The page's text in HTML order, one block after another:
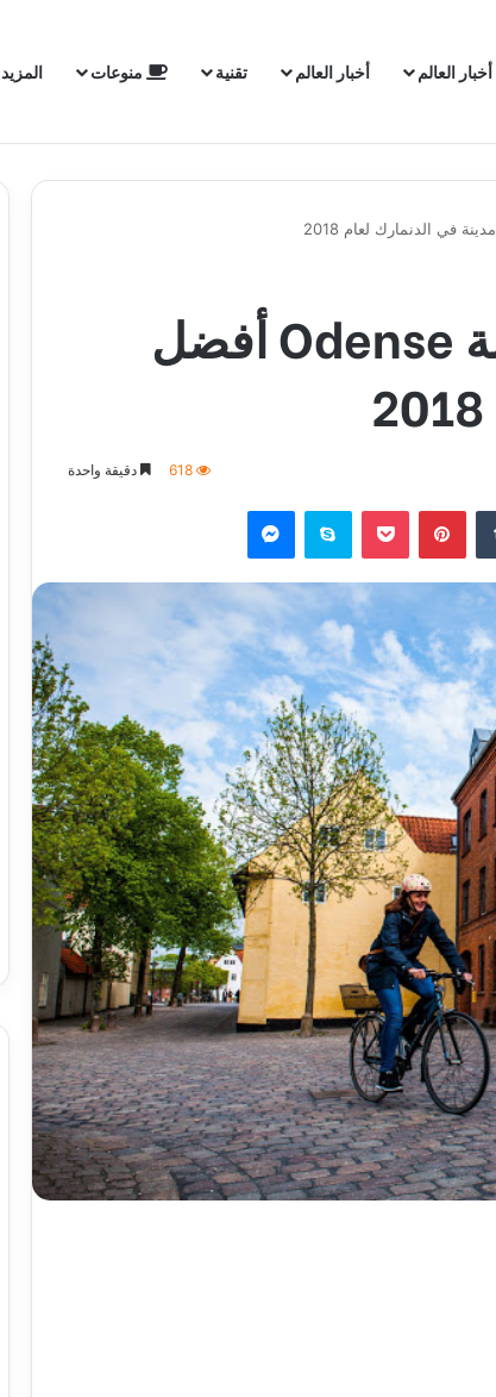
أخبار العالم أخبار العالم تقنية منوعات المزيد
خمس أسباب تجعل مدينة Odense أفضل
618 دقيقة واحدة
بينتيريست سكايب